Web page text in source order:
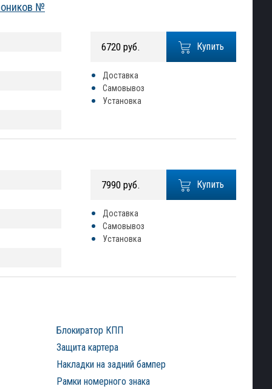
№
Купить
6720 руб.
Доставка
Самовывоз
Установка
Купить
7990 руб.
Доставка
Самовывоз
Установка
Блокиратор КПП
Защита картера
Накладки на задний бампер
Рамки номерного знака